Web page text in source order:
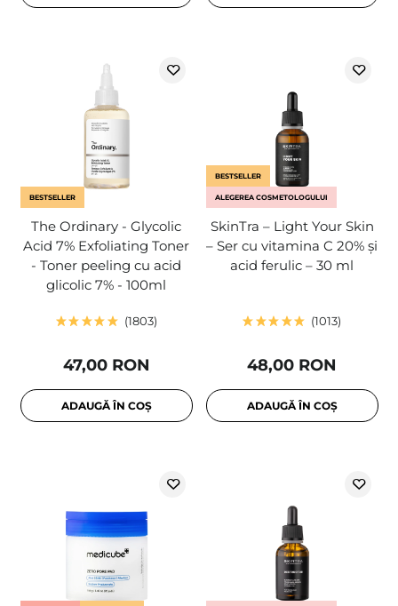
BESTSELLER
The Ordinary - Glycolic
Acid 7% Exfoliating Toner
- Toner peeling cu acid
glicolic 7% - 100ml
1803
47,00 RON
ADAUGĂ ÎN COȘ
BESTSELLER
ALEGEREA COSMETOLOGULUI
SkinTra – Light Your Skin
– Ser cu vitamina C 20% și
acid ferulic – 30 ml
1013
48,00 RON
ADAUGĂ ÎN COȘ